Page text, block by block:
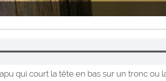
qui court la tête en bas sur un tronc ou